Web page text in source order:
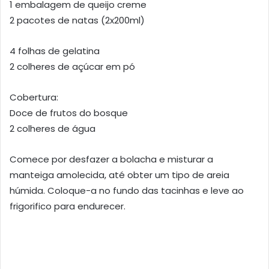
1 embalagem de queijo creme
2 pacotes de natas (2x200ml)
4 folhas de gelatina
2 colheres de açúcar em pó
Cobertura:
Doce de frutos do bosque
2 colheres de água
Comece por desfazer a bolacha e misturar a
manteiga amolecida, até obter um tipo de areia
húmida. Coloque-a no fundo das tacinhas e leve ao
frigorifico para endurecer.